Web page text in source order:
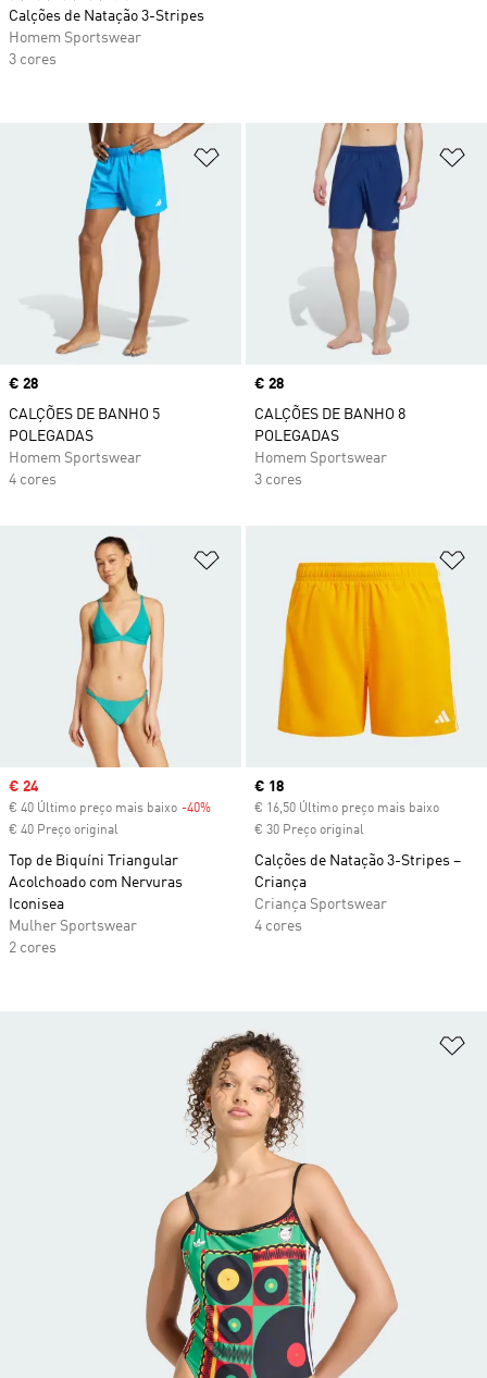
Adicionar à Lista de Desejos
Price
€ 28
CALÇÕES DE BANHO 5
POLEGADAS
Homem Sportswear
4 cores
Price
€ 28
CALÇÕES DE BANHO 8
POLEGADAS
Homem Sportswear
3 cores
Sale price
€ 24
€ 40 Último preço mais baixo -40% Discount
€ 40 Preço original
Top de Biquíni Triangular
Acolchoado com Nervuras
Iconisea
Mulher Sportswear
2 cores
Current price
€ 18
€ 16,50 Último preço mais baixo
€ 30 Preço original
Calções de Natação 3-Stripes –
Criança
Criança Sportswear
4 cores
Calções de Natação 3-Stripes
Homem Sportswear
3 cores